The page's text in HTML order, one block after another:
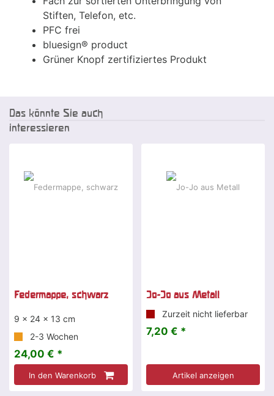
Stiften, Telefon, etc.
PFC frei
bluesign® product
Grüner Knopf zertifiziertes Produkt
Das könnte Sie auch
interessieren
Federmappe, schwarz
9 x 24 x 13 cm
2-3 Wochen
24,00 € *
In den Warenkorb
Jo-Jo aus Metall
Zurzeit nicht lieferbar
7,20 € *
Artikel anzeigen